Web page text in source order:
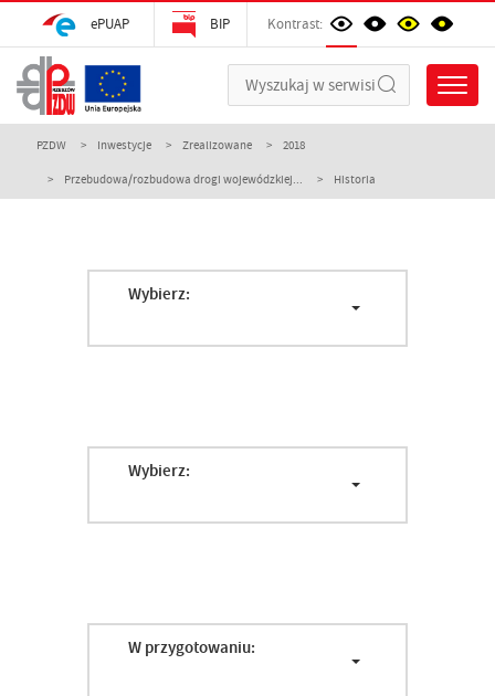
ePUAP BIP Kontrast:
PZDW Inwestycje Zrealizowane 2018
Przebudowa/rozbudowa drogi wojewódzkiej... Historia
Wybierz:
Wybierz:
W przygotowaniu: